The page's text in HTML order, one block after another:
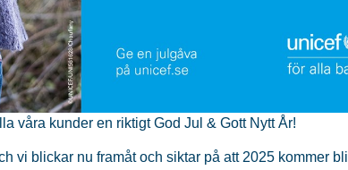
våra kunder en riktigt God Jul & Gott Nytt År!
vi blickar nu framåt och siktar på att 2025 kommer bli